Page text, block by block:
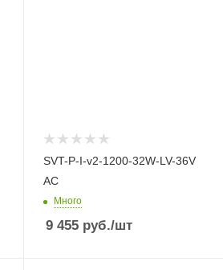
SVT-P-I-v2-1200-32W-LV-36V
AC
Много
9 455руб./шт